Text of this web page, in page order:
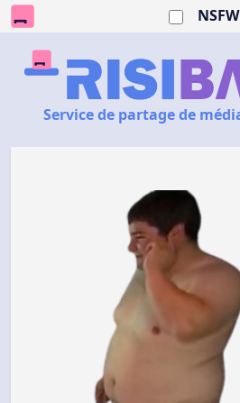
NSFW
Service de partage de